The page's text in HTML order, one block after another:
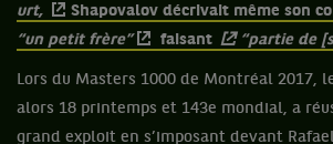
urt,
Shapovalov décrivait même son
“un petit frère”
faisant “partie de
Lors du Masters 1000 de Montréal 2017,
alors 18 printemps et 143e mondial, a
grand exploit en s’imposant devant